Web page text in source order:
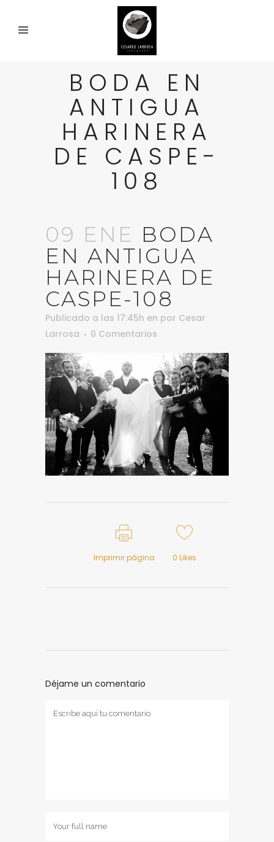
BODA EN
ANTIGUA
HARINERA
DE CASPE-
108
09 ENE BODA
EN ANTIGUA
HARINERA DE
CASPE-108
Publicado a las 17:45h en por Cesar
Larrosa
0 Comentarios
Imprimir página 0 Likes
Déjame un comentario